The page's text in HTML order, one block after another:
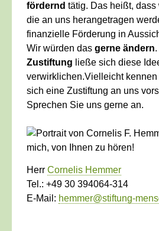
fördernd tätig. Das heißt, dass
die an uns herangetragen
finanzielle Förderung in
Wir würden das gerne ändern
Zustiftung ließe sich diese
verwirklichen.Vielleicht
sich eine Zustiftung an uns
Sprechen Sie uns gerne an.
mich, von Ihnen zu hören!
Herr Cornelis Hemmer
Tel.: +49 30 394064-314
E-Mail: hemmer@stiftung-